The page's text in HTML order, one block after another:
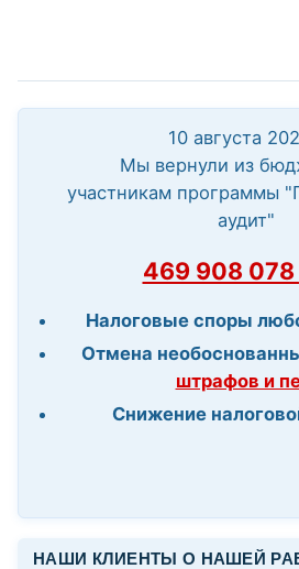
10 августа
Мы вернули из
участникам программы
аудит"
469 908 078
Налоговые споры
Отмена
штрафов и
Снижение
НАШИ КЛИЕНТЫ О НАШЕЙ